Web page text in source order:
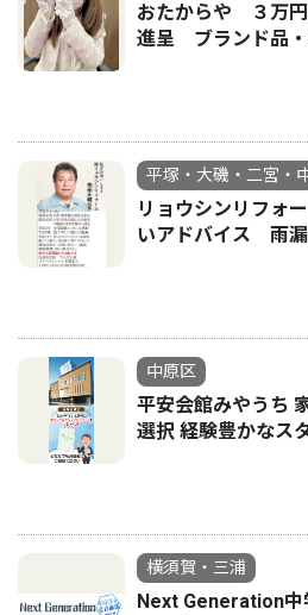
おたからや ３万円
進呈 ブランド品・
平塚・大磯・二宮・
リョウシンリフォ
いアドバイス 雨漏
中原区
平安会館みやうち
選択 経験豊かなス
横須賀・三浦
Next Generation中